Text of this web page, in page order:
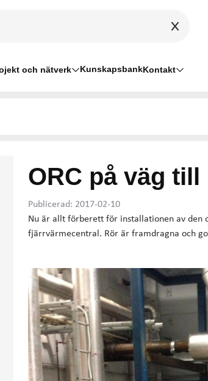
och nätverk KunskapsbankKontakt
ORC på väg
Publicerad: 2017-02-10
Nu är allt förberett för installationen av den
fjärrvärmecentral. Rör är framdragna och